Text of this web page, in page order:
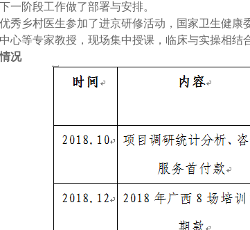
一阶段工作做了部署与安排。
秀乡村医生参加了进京研修活动，国家卫生健
心等专家教授，现场集中授课，临床与实操相结
况